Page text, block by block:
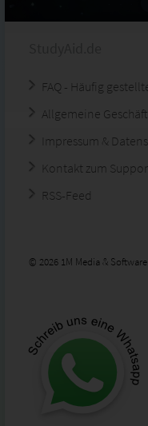
FAQ - Häufig
Allgemeine
Impressum &
Kontakt zum
RSS-Feed
© 2026 1M Media &